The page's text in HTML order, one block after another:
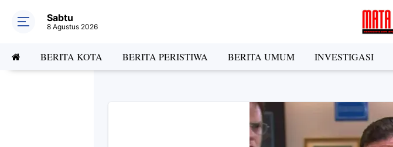
Sabtu
8 Agustus 2026
BERITA KOTA BERITA PERISTIWA BERITA UMUM INVESTIGASI